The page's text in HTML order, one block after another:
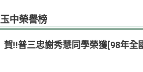
玉中榮譽榜
賀!!普三忠謝秀慧同學榮獲[98年全